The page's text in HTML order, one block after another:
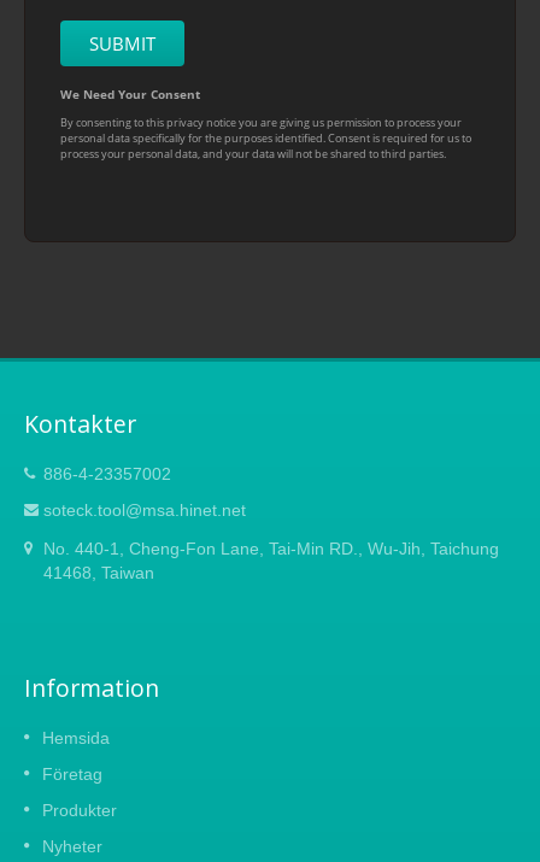
Kontakter
886-4-23357002
soteck.tool@msa.hinet.net
No. 440-1, Cheng-Fon Lane, Tai-Min RD., Wu-Jih, Taichung
41468, Taiwan
Information
Hemsida
Företag
Produkter
Nyheter